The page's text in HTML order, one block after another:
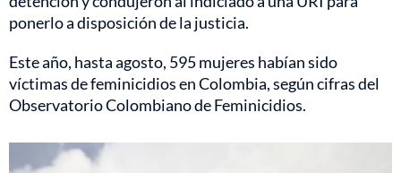
ponerlo a disposición de la justicia.
Este año, hasta agosto, 595 mujeres habían sido
víctimas de feminicidios en Colombia, según cifras del
Observatorio Colombiano de Feminicidios.